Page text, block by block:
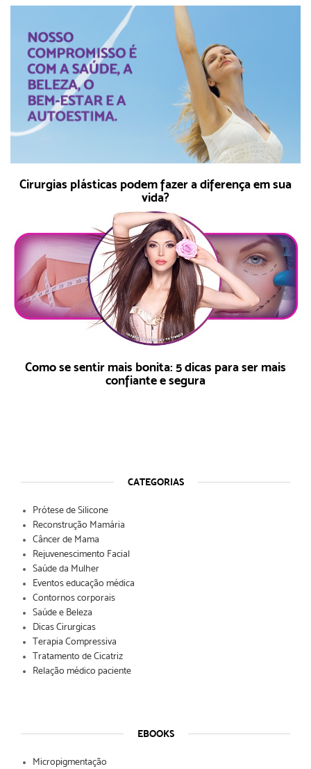
Cirurgias plásticas podem fazer a diferença em sua
vida?
Como se sentir mais bonita: 5 dicas para ser mais
confiante e segura
CATEGORIAS
Prótese de Silicone
Reconstrução Mamária
Câncer de Mama
Rejuvenescimento Facial
Saúde da Mulher
Eventos educação médica
Contornos corporais
Saúde e Beleza
Dicas Cirurgicas
Terapia Compressiva
Tratamento de Cicatriz
Relação médico paciente
EBOOKS
Micropigmentação